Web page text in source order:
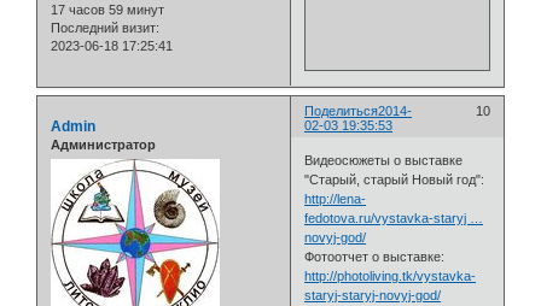
17 часов 59 минут
Последний визит:
2023-06-18 17:25:41
Поделиться 10
2014-
02-03 19:35:53
Admin
Администратор
Видеосюжеты о выставке
"Старый, старый Новый год":
http://lena-
fedotova.ru/vystavka-staryj …
novyj-god/
Фотоотчет о выставке:
http://photoliving.tk/vystavka-
staryj-staryj-novyj-god/